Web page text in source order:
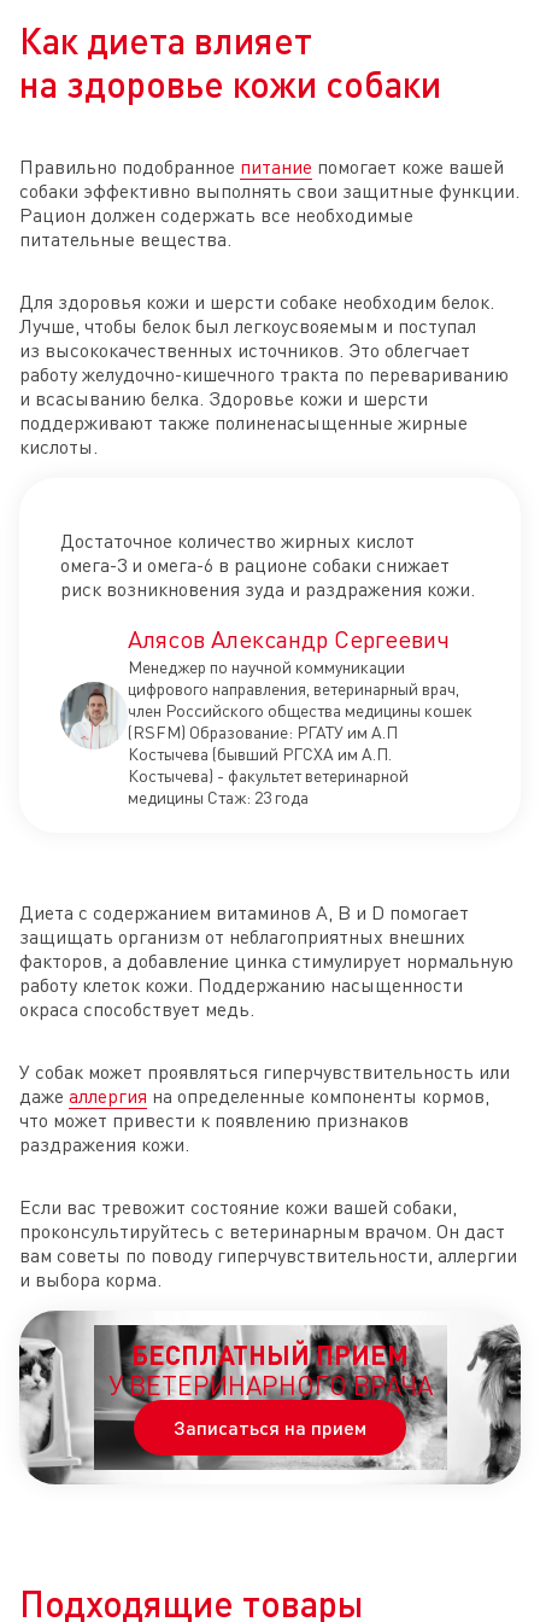
Как диета влияет
на здоровье кожи собаки
Правильно подобранное питание помогает коже вашей
собаки эффективно выполнять свои защитные функции.
Рацион должен содержать все необходимые
питательные вещества.
Для здоровья кожи и шерсти собаке необходим белок.
Лучше, чтобы белок был легкоусвояемым и поступал
из высококачественных источников. Это облегчает
работу желудочно-кишечного тракта по перевариванию
и всасыванию белка. Здоровье кожи и шерсти
поддерживают также полиненасыщенные жирные
кислоты.
Достаточное количество жирных кислот
омега-3 и омега-6 в рационе собаки снижает
риск возникновения зуда и раздражения кожи.
Алясов Александр Сергеевич
Менеджер по научной коммуникации
цифрового направления, ветеринарный врач,
член Российского общества медицины кошек
(RSFM) Образование: РГАТУ им А.П
Костычева (бывший РГСХА им А.П.
Костычева) - факультет ветеринарной
медицины Стаж: 23 года
Диета с содержанием витаминов А, В и D помогает
защищать организм от неблагоприятных внешних
факторов, а добавление цинка стимулирует нормальную
работу клеток кожи. Поддержанию насыщенности
окраса способствует медь.
У собак может проявляться гиперчувствительность или
даже аллергия на определенные компоненты кормов,
что может привести к появлению признаков
раздражения кожи.
Если вас тревожит состояние кожи вашей собаки,
проконсультируйтесь с ветеринарным врачом. Он даст
вам советы по поводу гиперчувствительности, аллергии
и выбора корма.
БЕСПЛАТНЫЙ ПРИЕМ
У ВЕТЕРИНАРНОГО ВРАЧА
Записаться на прием
Подходящие товары